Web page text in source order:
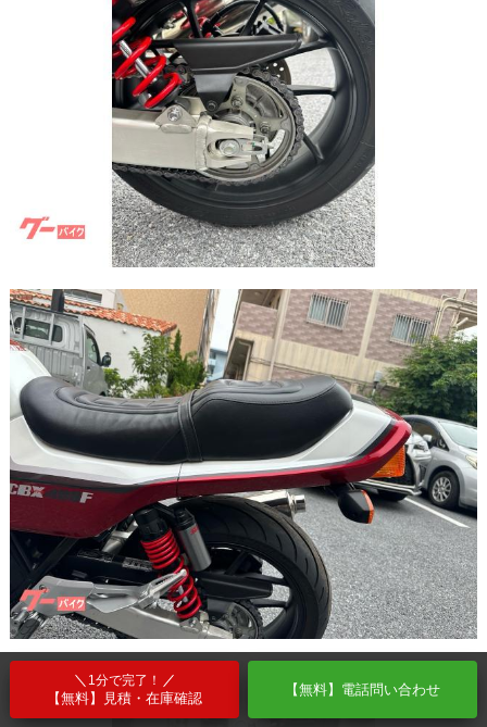
1分で完了！
【無料】見積・在庫確認
【無料】電話問い合わせ